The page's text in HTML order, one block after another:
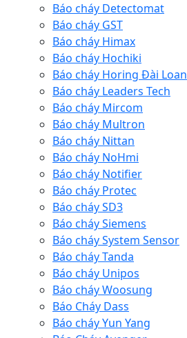
Báo cháy Detectomat
Báo cháy GST
Báo cháy Himax
Báo cháy Hochiki
Báo cháy Horing Đài Loan
Báo cháy Leaders Tech
Báo cháy Mircom
Báo cháy Multron
Báo cháy Nittan
Báo cháy NoHmi
Báo cháy Notifier
Báo cháy Protec
Báo cháy SD3
Báo cháy Siemens
Báo cháy System Sensor
Báo cháy Tanda
Báo cháy Unipos
Báo cháy Woosung
Báo Cháy Dass
Báo cháy Yun Yang